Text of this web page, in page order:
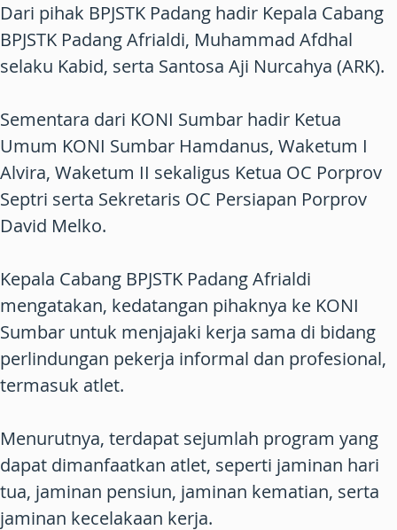
Dari pihak BPJSTK Padang hadir Kepala Cabang
BPJSTK Padang Afrialdi, Muhammad Afdhal
selaku Kabid, serta Santosa Aji Nurcahya (ARK).
Sementara dari KONI Sumbar hadir Ketua
Umum KONI Sumbar Hamdanus, Waketum I
Alvira, Waketum II sekaligus Ketua OC Porprov
Septri serta Sekretaris OC Persiapan Porprov
David Melko.
Kepala Cabang BPJSTK Padang Afrialdi
mengatakan, kedatangan pihaknya ke KONI
Sumbar untuk menjajaki kerja sama di bidang
perlindungan pekerja informal dan profesional,
termasuk atlet.
Menurutnya, terdapat sejumlah program yang
dapat dimanfaatkan atlet, seperti jaminan hari
tua, jaminan pensiun, jaminan kematian, serta
jaminan kecelakaan kerja.